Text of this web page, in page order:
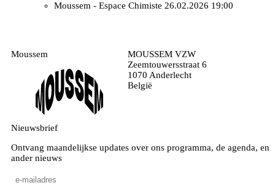
Moussem - Espace Chimiste 26.02.2026 19:00
Moussem
MOUSSEM VZW
Zeemtouwersstraat 6
1070 Anderlecht
België
Nieuwsbrief
Ontvang maandelijkse updates over ons programma, de agenda, en
ander nieuws